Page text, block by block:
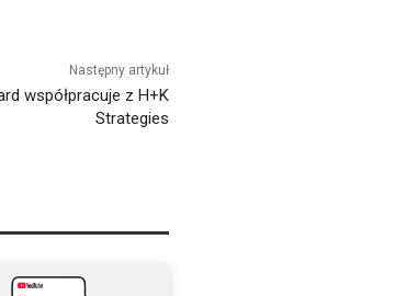
Następny artykuł
współpracuje z H+K
Strategies